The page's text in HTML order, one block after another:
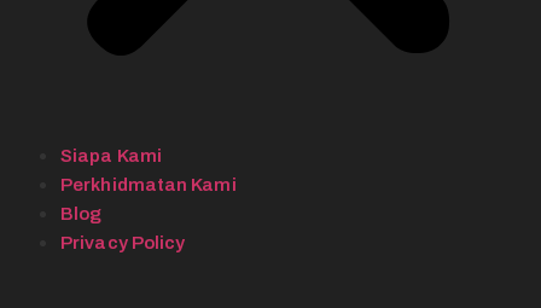
Siapa Kami
Perkhidmatan Kami
Blog
Privacy Policy